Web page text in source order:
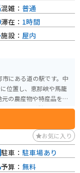
にある道の駅です。中
位置し、恵那峡や馬籠
ストランが併設されて
を使った料理はおすす
です。道の駅から少し
スポットも点在してい
混雑： 普通
滞在： 1時間
施設： 屋内
お気に入り
駐車： 駐車場あり
予算： 無料